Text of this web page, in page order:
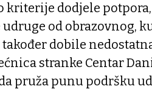
kriterije dodjele potpora,
udruge od obrazovnog,
također dobile
stranke Centar
pruža punu podršku